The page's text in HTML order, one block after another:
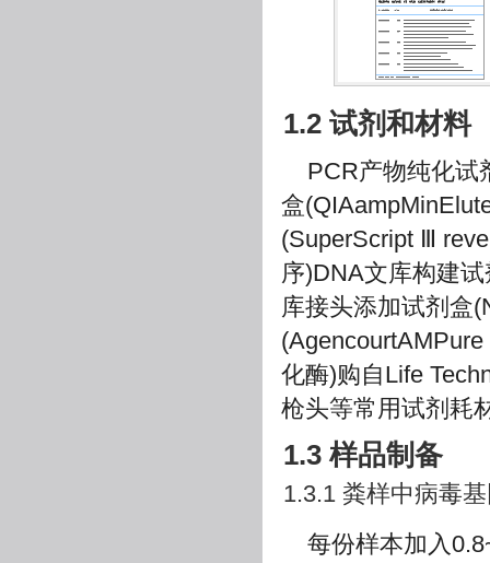
1.2 试剂和材料
PCR产物纯化试
盒
(SuperScript Ⅲ
序)DNA文库构建
库接头添加试剂盒
化酶)购自Life
枪头等常用试剂耗
1.3 样品制备
1.3.1 粪样中病毒
每份样本加入